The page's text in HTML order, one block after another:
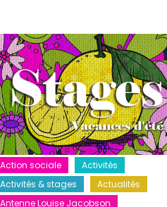
Action sociale
Activités
Activités & stages
Actualités
Antenne Louise Jacobson